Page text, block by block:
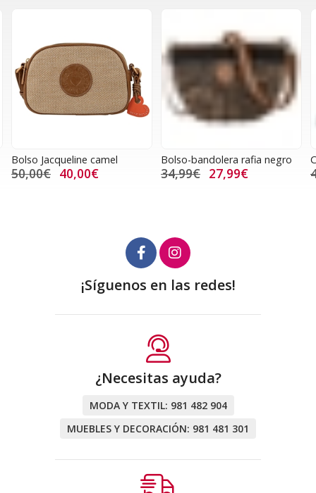
Bolso Jacqueline camel
50,00€ 40,00€
Bolso-bandolera rafia negro
34,99€ 27,99€
¡Síguenos en las redes!
¿Necesitas ayuda?
MODA Y TEXTIL: 981 482 904
MUEBLES Y DECORACIÓN: 981 481 301